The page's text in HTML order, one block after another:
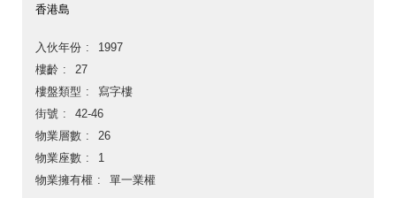
香港島
入伙年份
1997
樓齡
27
樓盤類型
寫字樓
街號
42-46
物業層數
26
物業座數
1
物業擁有權
單一業權